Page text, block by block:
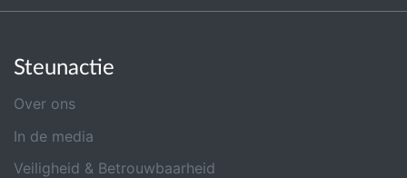
Steunactie
Over ons
In de media
Veiligheid & Betrouwbaarheid